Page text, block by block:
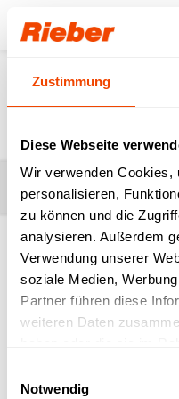
Zustimmung
Diese Webseite
Wir verwenden Cookies,
personalisieren,
zu können und die
analysieren. Außerdem
Verwendung unserer
soziale Medien,
Partner führen diese
weiteren Daten
Notwendig
News